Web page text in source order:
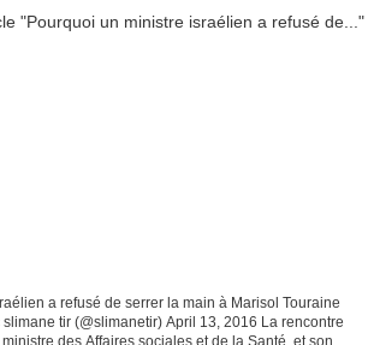
a refusé de serrer la main à Marisol Touraine
slimane tir (@slimanetir) April 13, 2016 La rencontre
des Affaires sociales et de la Santé, et son